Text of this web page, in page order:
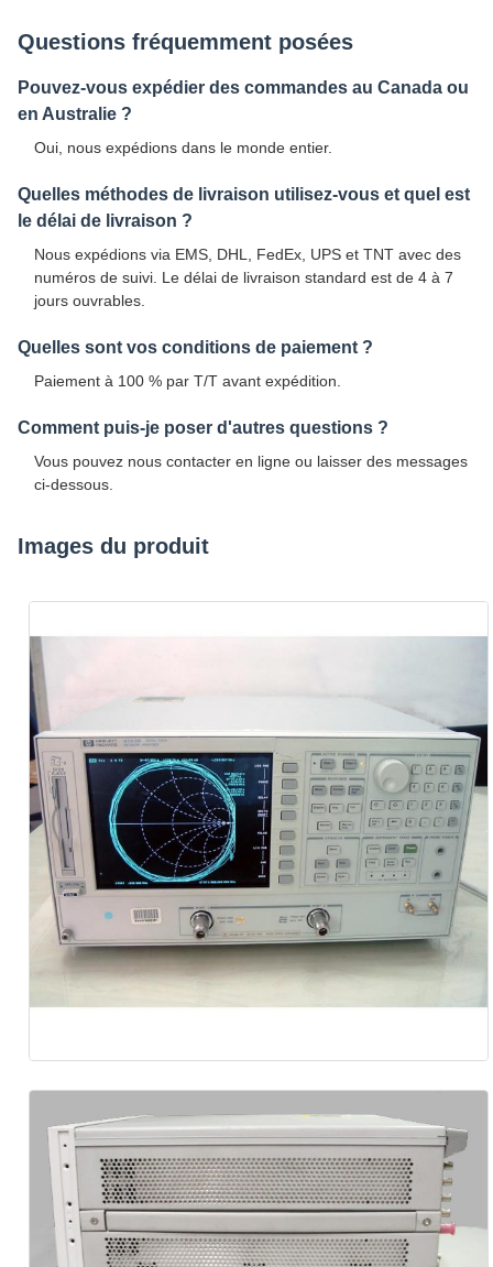
Questions fréquemment posées
Pouvez-vous expédier des commandes au Canada ou
en Australie ?
Oui, nous expédions dans le monde entier.
Quelles méthodes de livraison utilisez-vous et quel est
le délai de livraison ?
Nous expédions via EMS, DHL, FedEx, UPS et TNT avec des
numéros de suivi. Le délai de livraison standard est de 4 à 7
jours ouvrables.
Quelles sont vos conditions de paiement ?
Paiement à 100 % par T/T avant expédition.
Comment puis-je poser d'autres questions ?
Vous pouvez nous contacter en ligne ou laisser des messages
ci-dessous.
Images du produit